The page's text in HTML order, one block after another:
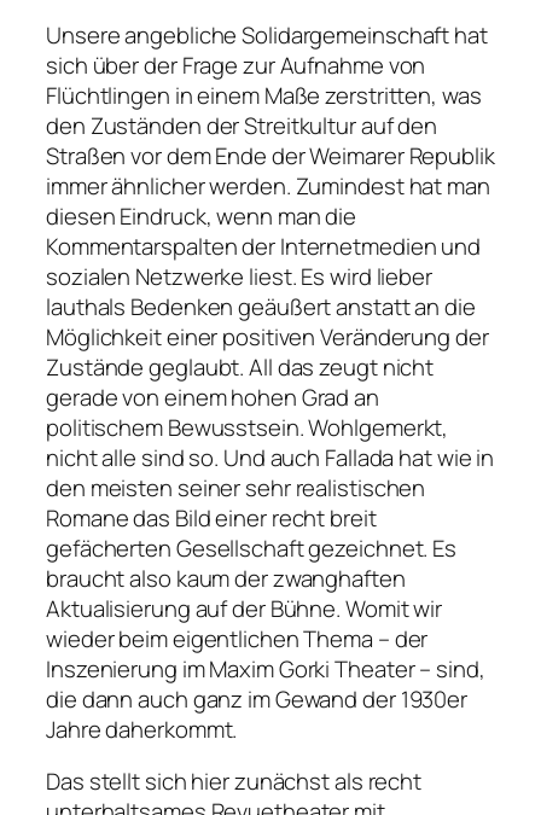
Unsere angebliche Solidargemeinschaft hat
sich über der Frage zur Aufnahme von
Flüchtlingen in einem Maße zerstritten, was
den Zuständen der Streitkultur auf den
Straßen vor dem Ende der Weimarer Republik
immer ähnlicher werden. Zumindest hat man
diesen Eindruck, wenn man die
Kommentarspalten der Internetmedien und
sozialen Netzwerke liest. Es wird lieber
lauthals Bedenken geäußert anstatt an die
Möglichkeit einer positiven Veränderung der
Zustände geglaubt. All das zeugt nicht
gerade von einem hohen Grad an
politischem Bewusstsein. Wohlgemerkt,
nicht alle sind so. Und auch Fallada hat wie in
den meisten seiner sehr realistischen
Romane das Bild einer recht breit
gefächerten Gesellschaft gezeichnet. Es
braucht also kaum der zwanghaften
Aktualisierung auf der Bühne. Womit wir
wieder beim eigentlichen Thema – der
Inszenierung im Maxim Gorki Theater – sind,
die dann auch ganz im Gewand der 1930er
Jahre daherkommt.
Das stellt sich hier zunächst als recht